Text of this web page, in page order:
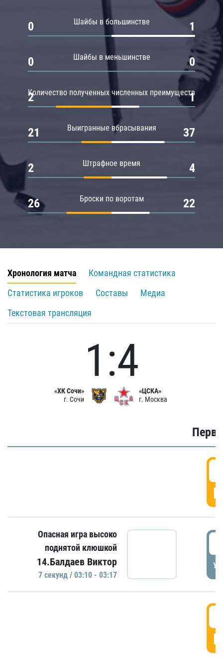
Шайбы в большинстве
0 1
Шайбы в меньшинстве
0 0
Количество полученных численных преимуществ
2 1
Выигранные вбрасывания
21 37
Штрафное время
2 4
Броски по воротам
26 22
Хронология матча
Командная статистика
Статистика игроков
Составы
Медиа
Текстовая трансляция
«ХК Сочи»
г. Сочи
1:4
«ЦСКА»
г. Москва
Опасная игра высоко
поднятой клюшкой
14.Балдаев Виктор
7 секунд / 03:10 - 03:17